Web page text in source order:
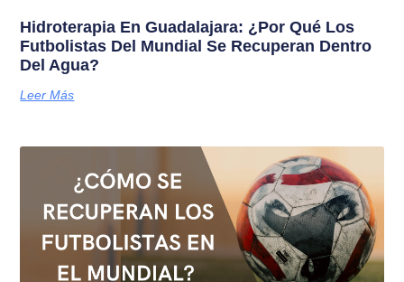
Hidroterapia En Guadalajara: ¿Por Qué Los
Futbolistas Del Mundial Se Recuperan Dentro
Del Agua?
Leer Más